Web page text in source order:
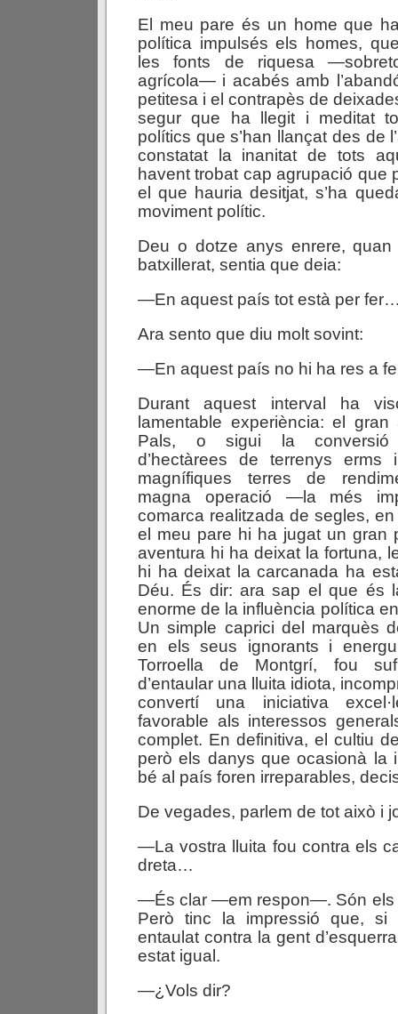
El meu pare és un home que
política impulsés els homes,
les fonts de riquesa
agrícola— i acabés amb
petitesa i el contrapès de
segur que ha llegit i meditat
polítics que s’han llançat des de
constatat la inanitat de tots
havent trobat cap agrupació que
el que hauria desitjat, s’ha
moviment polític.
Deu o dotze anys enrere,
batxillerat, sentia que deia:
—En aquest país tot està per
Ara sento que diu molt sovint:
—En aquest país no hi ha res a
Durant aquest interval ha
lamentable experiència: el gran
Pals, o sigui la conversió
d’hectàrees de terrenys erms
magnífiques terres de
magna operació —la més
comarca realitzada de segles,
el meu pare hi ha jugat un gran
aventura hi ha deixat la fortuna,
hi ha deixat la carcanada ha
Déu. És dir: ara sap el que és
enorme de la influència política
Un simple caprici del marquès
en els seus ignorants i
Torroella de Montgrí, fou
d’entaular una lluita idiota,
convertí una iniciativa
favorable als interessos
complet. En definitiva, el cultiu
però els danys que ocasionà la
bé al país foren irreparables,
De vegades, parlem de tot això i
—La vostra lluita fou contra els
dreta…
—És clar —em respon—. Són els
Però tinc la impressió que, si
entaulat contra la gent
estat igual.
—¿Vols dir?